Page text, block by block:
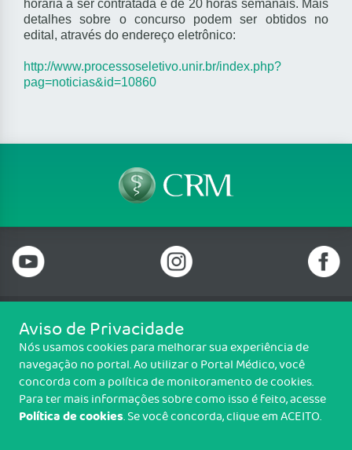
horária a ser contratada é de 20 horas semanais. Mais
detalhes sobre o concurso podem ser obtidos no
edital, através do endereço eletrônico:
http://www.processoseletivo.unir.br/index.php?
pag=noticias&id=10860
Telefone: 69 99912-5448
Email: protocolo@cremero.org.br
Avenida dos Imigrantes, 3414, Liberdade, Porto Velho/RO - CEP: 76803-
850
Copyright CREMERO. Todos os direitos reservados.
Aviso de Privacidade
Nós usamos cookies para melhorar sua experiência de
navegação no portal. Ao utilizar o Portal Médico, você
concorda com a política de monitoramento de cookies.
Para ter mais informações sobre como isso é feito, acesse
Política de cookies. Se você concorda, clique em ACEITO.